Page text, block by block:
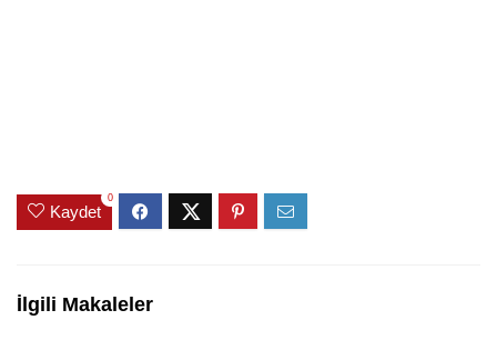
Kaydet
0
İlgili Makaleler